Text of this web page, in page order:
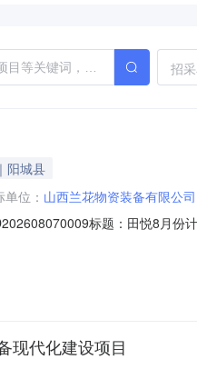
招
阳城县
位： 山西兰花物资装备有限公司
标题：田悦8月份
现代化建设项目